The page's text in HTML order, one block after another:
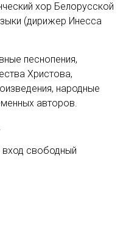
хор Белорусской
(дирижер Инесса
песнопения,
Христова,
народные
авторов.
свободный